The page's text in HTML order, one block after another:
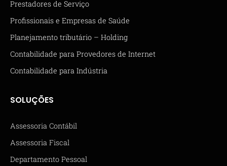
Prestadores de Serviço
Profissionais e Empresas de Saúde
Planejamento tributário – Holding
Contabilidade para Provedores de Internet
Contabilidade para Indústria
SOLUÇÕES
Assessoria Contábil
Assessoria Fiscal
Departamento Pessoal